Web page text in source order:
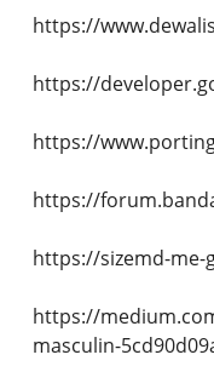
https://
https://
https://
https://
https://sizemd-
https://
masculin-